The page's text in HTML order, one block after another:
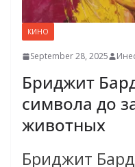
КИНО
September 28, 2025
Бриджит
символа до
животных
Бриджит